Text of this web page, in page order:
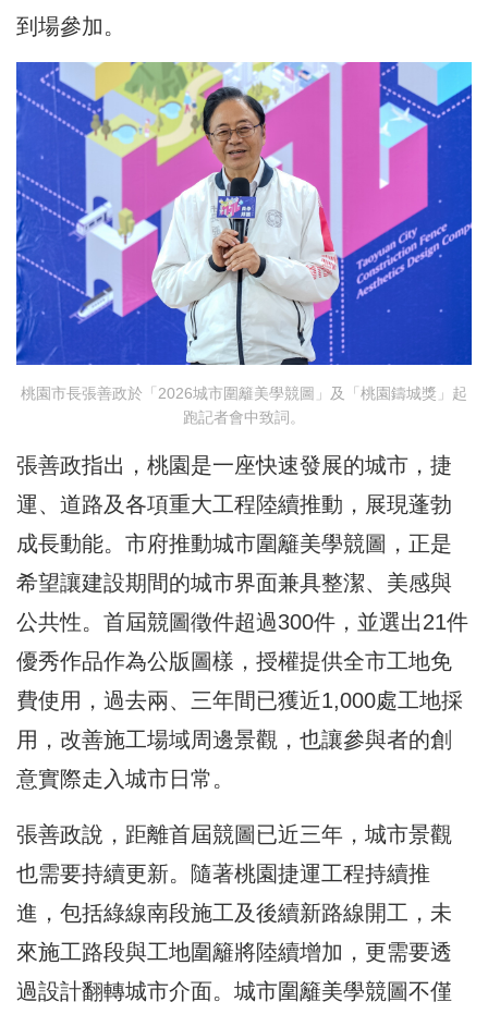
到場參加。
桃園市長張善政於「2026城市圍籬美學競圖」及「桃園鑄城獎」起
跑記者會中致詞。
張善政指出，桃園是一座快速發展的城市，捷
運、道路及各項重大工程陸續推動，展現蓬勃
成長動能。市府推動城市圍籬美學競圖，正是
希望讓建設期間的城市界面兼具整潔、美感與
公共性。首屆競圖徵件超過300件，並選出21件
優秀作品作為公版圖樣，授權提供全市工地免
費使用，過去兩、三年間已獲近1,000處工地採
用，改善施工場域周邊景觀，也讓參與者的創
意實際走入城市日常。
張善政說，距離首屆競圖已近三年，城市景觀
也需要持續更新。隨著桃園捷運工程持續推
進，包括綠線南段施工及後續新路線開工，未
來施工路段與工地圍籬將陸續增加，更需要透
過設計翻轉城市介面。城市圍籬美學競圖不僅